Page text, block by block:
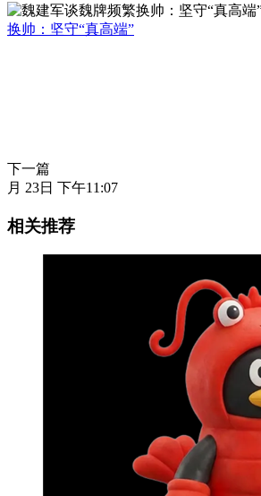
换帅：坚守“真高端”
下一篇
月 23日 下午11:07
相关推荐